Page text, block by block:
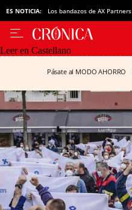
ES NOTICIA: Los bandazos de AX Partners
Leer en Castellano
Pásate al MODO AHORRO